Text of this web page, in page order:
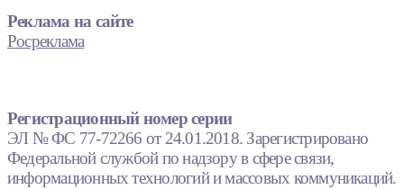
Реклама на сайте
Росреклама
Регистрационный номер серии
ЭЛ № ФС 77-72266 от 24.01.2018. Зарегистрировано
Федеральной службой по надзору в сфере связи,
информационных технологий и массовых коммуникаций.